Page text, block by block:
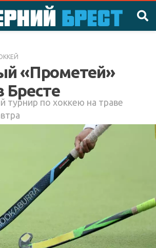
«Прометей»
Бресте
по хоккею на траве